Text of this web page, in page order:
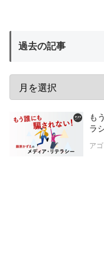
過去の記事
も
ラ
ア